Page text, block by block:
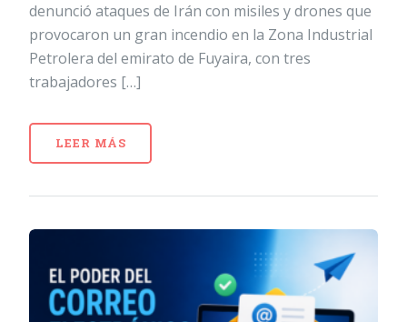
denunció ataques de Irán con misiles y drones que
provocaron un gran incendio en la Zona Industrial
Petrolera del emirato de Fuyaira, con tres
trabajadores […]
LEER MÁS